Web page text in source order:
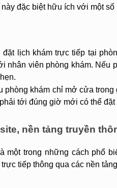
đặc biệt hữu ích với một
lịch khám trực tiếp tại
nhân viên phòng khám. Nếu
phòng khám chỉ mở cửa
tới đúng giờ mới có thể
nền tảng truyền
một trong những cách phổ
tiếp thông qua các nền